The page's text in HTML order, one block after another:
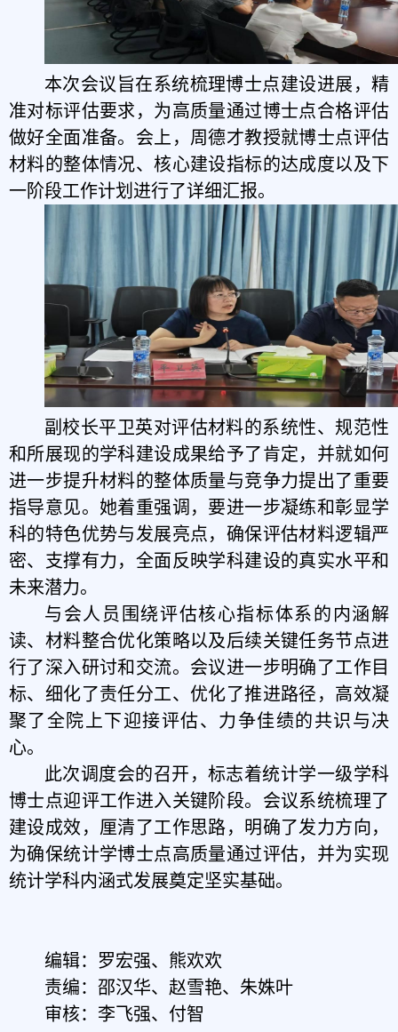
本次会议旨在系统梳理博士点建设进展，精
准对标评估要求，为高质量通过博士点合格评估
做好全面准备。会上，周德才教授就博士点评估
材料的整体情况、核心建设指标的达成度以及下
一阶段工作计划进行了详细汇报。
副校长平卫英对评估材料的系统性、规范性
和所展现的学科建设成果给予了肯定，并就如何
进一步提升材料的整体质量与竞争力提出了重要
指导意见。她着重强调，要进一步凝练和彰显学
科的特色优势与发展亮点，确保评估材料逻辑严
密、支撑有力，全面反映学科建设的真实水平和
未来潜力。
与会人员围绕评估核心指标体系的内涵解
读、材料整合优化策略以及后续关键任务节点进
行了深入研讨和交流。会议进一步明确了工作目
标、细化了责任分工、优化了推进路径， 高效凝
聚了全院上下迎接评估、力争佳绩的共识与决
心。
此次调度会的召开，标志着统计学一级学科
博士点迎评工作进入关键阶段。会议系统梳理了
建设成效，厘清了工作思路，明确了发力方向，
为确保统计学博士点高质量通过评估，并为实现
统计学科内涵式发展奠定坚实基础。
编辑：罗宏强、熊欢欢
责编：邵汉华、赵雪艳、朱姝叶
审核：李飞强、付智